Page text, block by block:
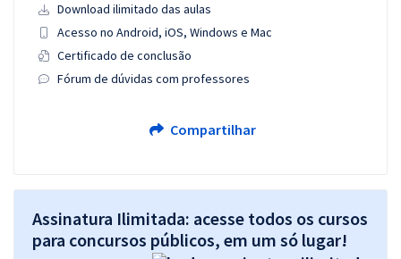
Download ilimitado das aulas
Acesso no Android, iOS, Windows e Mac
Certificado de conclusão
Fórum de dúvidas com professores
Compartilhar
Assinatura Ilimitada: acesse todos os cursos
para concursos públicos, em um só lugar!